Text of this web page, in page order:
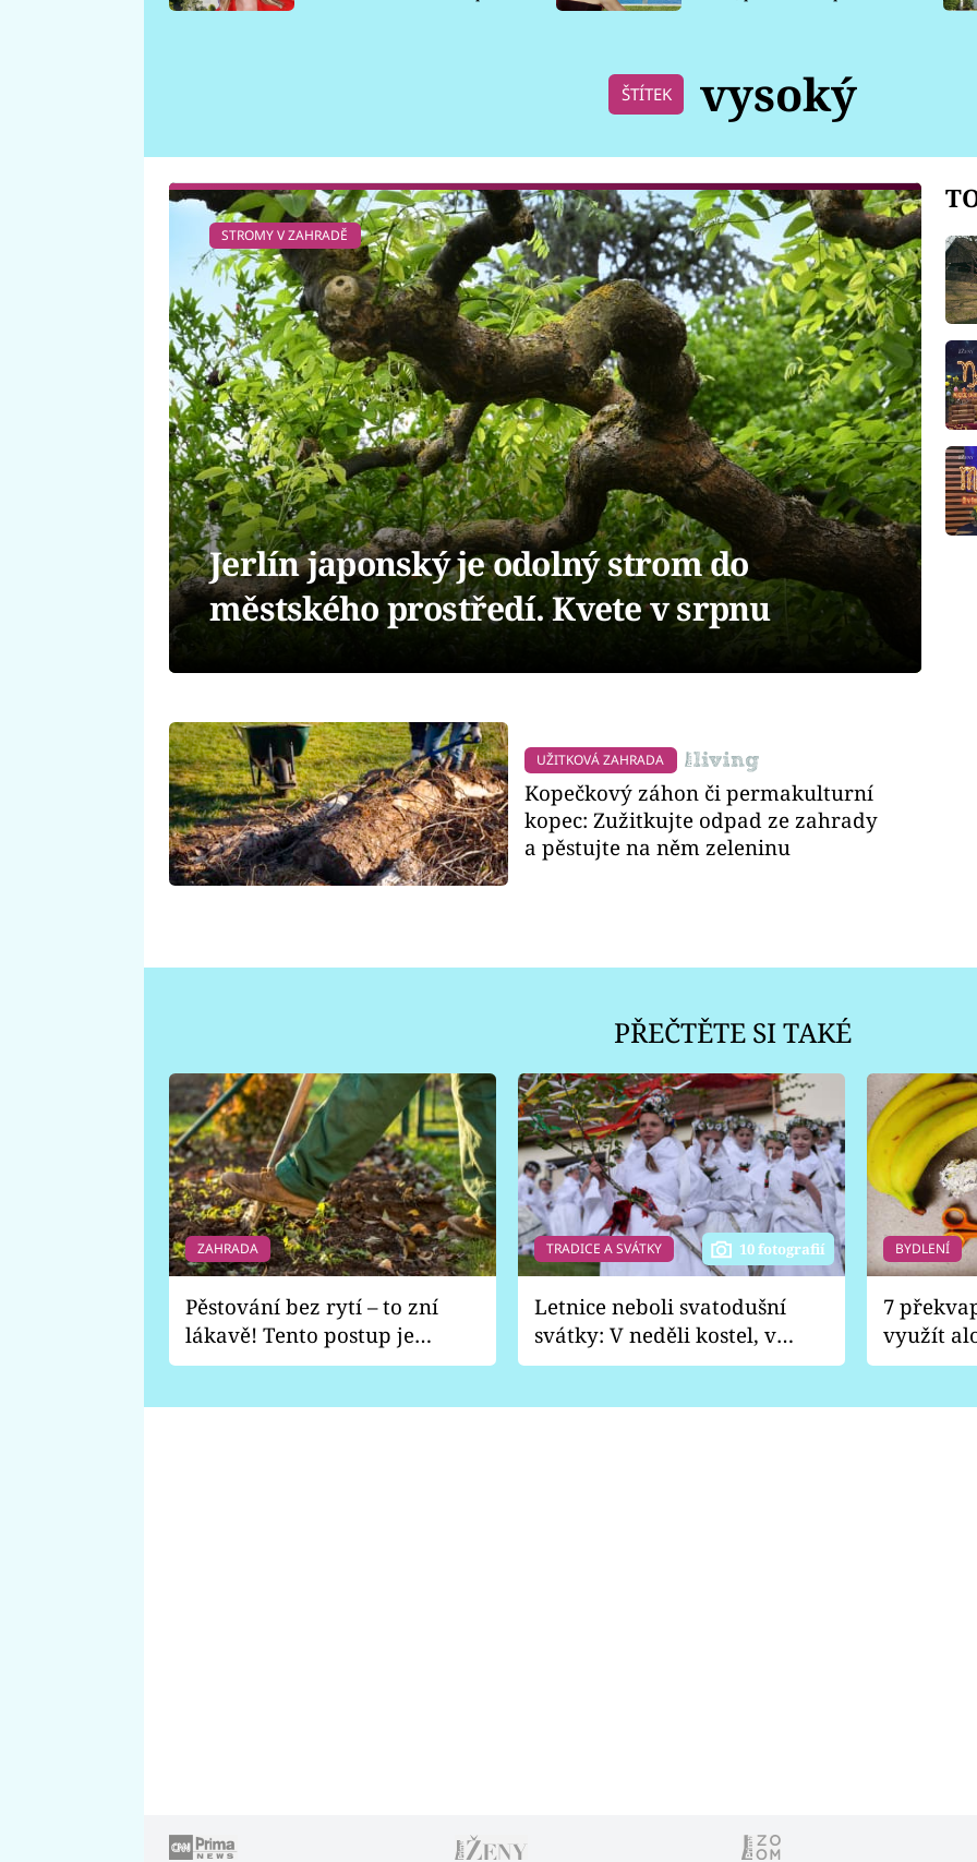
ŠTÍTEK vysoký
STROMY V ZAHRADĚ
Jerlín japonský je odolný strom do
městského prostředí. Kvete v srpnu
UŽITKOVÁ ZAHRADA
Kopečkový záhon či permakulturní
kopec: Zužitkujte odpad ze zahrady
a pěstujte na něm zeleninu
PŘEČTĚTE SI TAKÉ
ZAHRADA
Pěstování bez rytí – to zní
lákavě! Tento postup je
vhodný jen pro některé
TRADICE A SVÁTKY 10 fotografií
Letnice neboli svatodušní
svátky: V neděli kostel, v
pondělí zábava
BYDLENÍ
7
využít